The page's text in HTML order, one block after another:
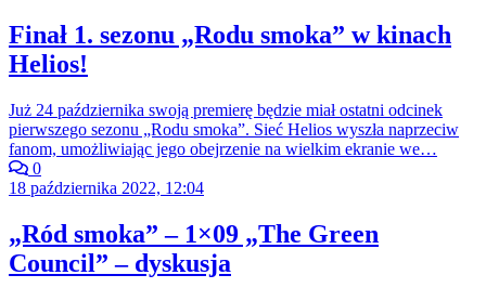
Finał 1. sezonu „Rodu smoka” w kinach
Helios!
Już 24 października swoją premierę będzie miał ostatni odcinek
pierwszego sezonu „Rodu smoka”. Sieć Helios wyszła naprzeciw
fanom, umożliwiając jego obejrzenie na wielkim ekranie we…
0
18 października 2022, 12:04
„Ród smoka” – 1×09 „The Green
Council” – dyskusja